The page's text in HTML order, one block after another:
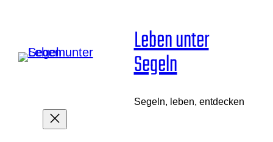
springen
Leben unter
Segeln
Segeln, leben, entdecken